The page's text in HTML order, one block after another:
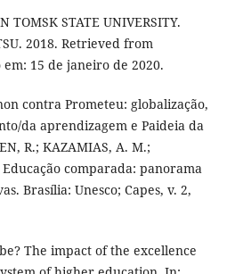
TOMSK STATE UNIVERSITY.
2018. Retrieved from
em: 15 de janeiro de 2020.
contra Prometeu: globalização,
da aprendizagem e Paideia da
R.; KAZAMIAS, A. M.;
Educação comparada: panorama
Brasília: Unesco; Capes, v. 2,
The impact of the excellence